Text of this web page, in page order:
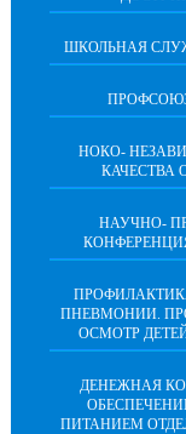
ШКОЛЬНАЯ
НОКО-
КАЧЕСТВА
НАУЧНО-
ПНЕВМОНИИ.
ОСМОТР
ДЕНЕЖНАЯ
ПИТАНИЕМ